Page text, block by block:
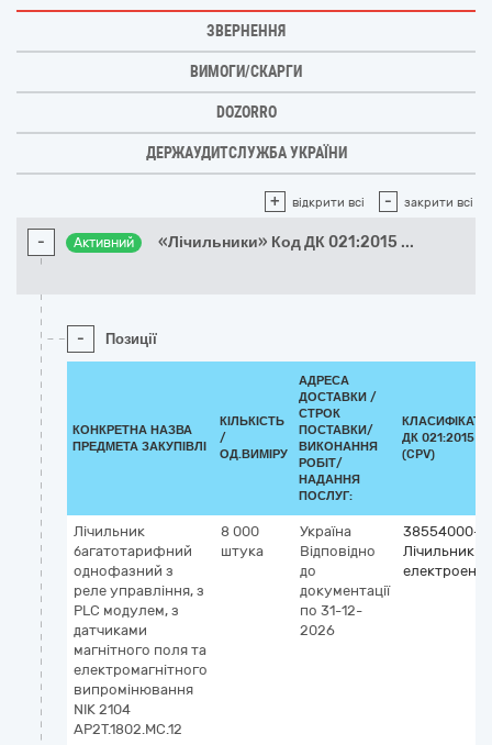
ЗВЕРНЕННЯ
ВИМОГИ/СКАРГИ
DOZORRO
ДЕРЖАУДИТСЛУЖБА УКРАЇНИ
+ відкрити всі - закрити всі
- Активний «Лічильники» Код ДК 021:2015 ...
- Позиції
КОНКРЕТНА НАЗВА
ПРЕДМЕТА ЗАКУПІВЛІ
КІЛЬКІСТЬ
/
ОД.ВИМІРУ
АДРЕСА
ДОСТАВКИ /
СТРОК
ПОСТАВКИ/
ВИКОНАННЯ
РОБІТ/
НАДАННЯ
ПОСЛУГ:
ДК 021:2015
(CPV)
Лічильник
багатотарифний
однофазний з
реле управління, з
PLC модулем, з
датчиками
магнітного поля та
електромагнітного
випромінювання
NIK 2104
AP2T.1802.MC.12
8 000
штука
Україна
Відповідно
до
документації
по 31-12-
2026
38554000-3
Лічильники